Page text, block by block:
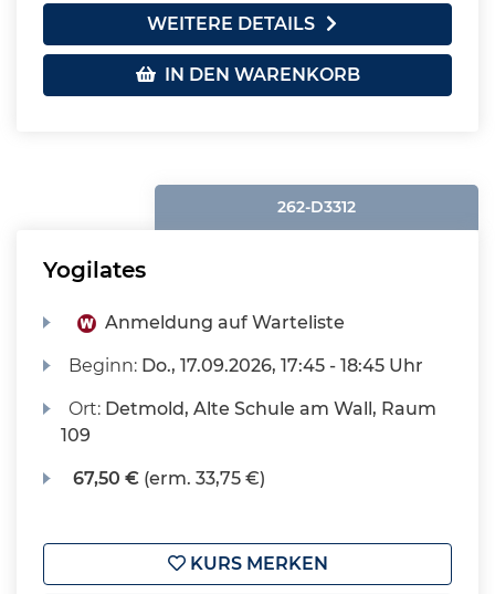
WEITERE DETAILS
IN DEN WARENKORB
262-D3312
Yogilates
Anmeldung auf Warteliste
Beginn: Do., 17.09.2026, 17:45 - 18:45 Uhr
Ort: Detmold, Alte Schule am Wall, Raum
109
67,50 € (erm. 33,75 €)
KURS MERKEN